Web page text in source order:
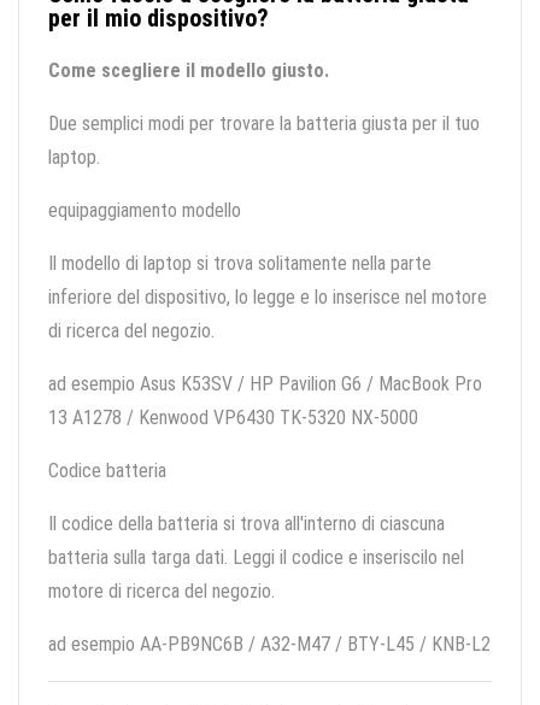
per il mio dispositivo?
Come scegliere il modello giusto.
Due semplici modi per trovare la batteria giusta per il tuo
laptop.
equipaggiamento modello
Il modello di laptop si trova solitamente nella parte
inferiore del dispositivo, lo legge e lo inserisce nel motore
di ricerca del negozio.
ad esempio Asus K53SV / HP Pavilion G6 / MacBook Pro
13 A1278 / Kenwood VP6430 TK-5320 NX-5000
Codice batteria
Il codice della batteria si trova all'interno di ciascuna
batteria sulla targa dati. Leggi il codice e inseriscilo nel
motore di ricerca del negozio.
ad esempio AA-PB9NC6B / A32-M47 / BTY-L45 / KNB-L2